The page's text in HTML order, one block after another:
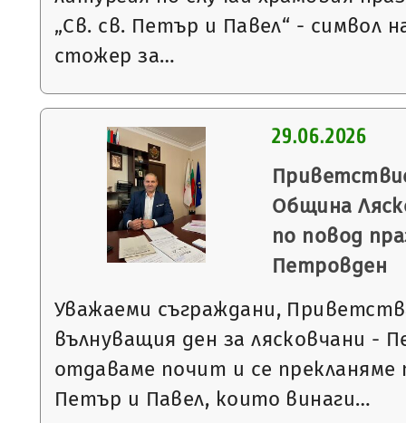
„Св. св. Петър и Павел“ - символ
стожер за…
29.06.2026
Община
по повод
Петровден
Уважаеми съграждани,
вълнуващия ден за лясковчани -
отдаваме почит и се
Петър и Павел, които винаги…